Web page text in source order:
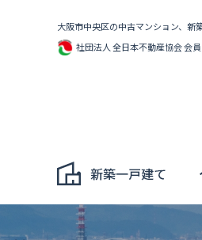
大阪市中央区の中古マンション、新
社団法人 全日本不動産協会 会